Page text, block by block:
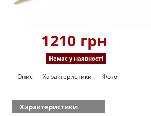
1210 грн
Немає у наявності
Опис Характеристики Фото
Характеристики